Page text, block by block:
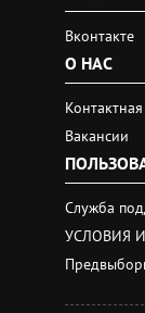
Вконтакте
О НАС
Вакансии
Служба
УСЛОВИЯ